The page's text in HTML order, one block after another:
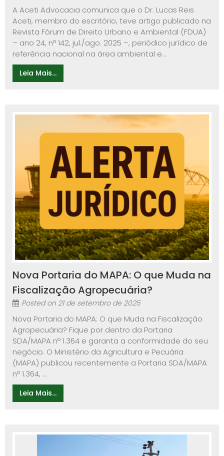
A Aceti Advocacia comunica que o Dr. Lucas Reis
Aceti, membro do escritório, teve artigo publicado na
Revista Fórum de Direito Urbano e Ambiental (FDUA)
– ano 24, nº 142, jul./ago. 2025 –, periódico jurídico de
referência nacional na área ambiental e...
Leia Mais...
Nova Portaria do MAPA: O que Muda na
Fiscalização Agropecuária?
Posted on 21 de setembro de 2025
Nova Portaria do MAPA: O que Muda na Fiscalização
Agropecuária? Fique por dentro da Portaria
SDA/MAPA nº 1.364 e garanta a conformidade do seu
negócio. O Ministério da Agricultura e Pecuária
(MAPA) publicou recentemente a Portaria SDA/MAPA
nº 1.364, ...
Leia Mais...